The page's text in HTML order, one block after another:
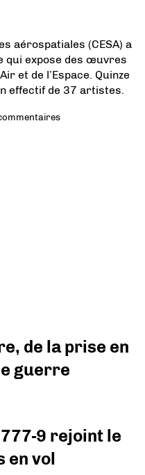
aérospatiales (CESA) a
qui expose des œuvres
et de l’Espace. Quinze
effectif de 37 artistes.
de la prise en
guerre
9 rejoint le
en vol